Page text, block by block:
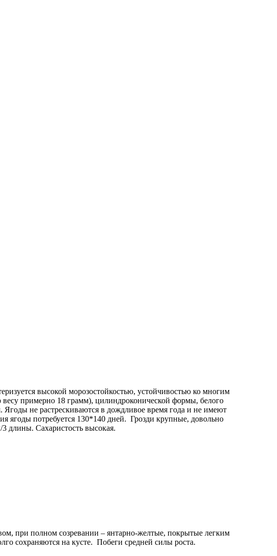
высокой морозостойкостью, устойчивостью ко многим
примерно 18 грамм), цилиндроконической формы, белого
не растрескиваются в дождливое время года и не имеют
ягоды потребуется 130*140 дней. Грозди крупные, довольно
длины. Сахаристость высокая.
при полном созревании – янтарно-желтые, покрытые легким
сохраняются на кусте. Побеги средней силы роста.